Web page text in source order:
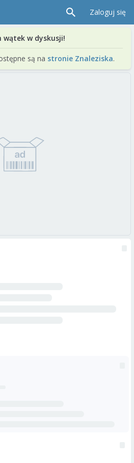
Zaloguj się
wątek w dyskusji!
są na stronie Znaleziska.